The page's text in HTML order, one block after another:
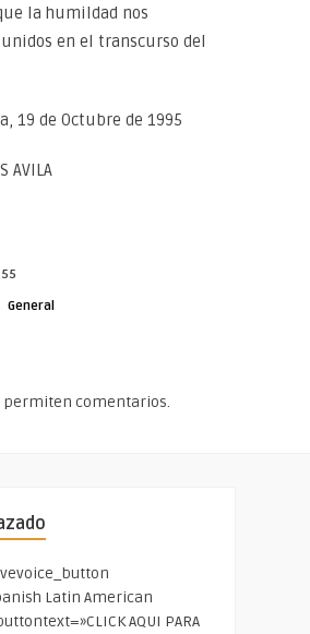
la humildad nos
en el transcurso del
19 de Octubre de 1995
AVILA
General
permiten comentarios.
Latin American
AQUI PARA